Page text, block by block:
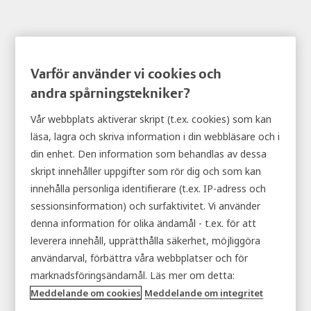
Cookiepolicy
En cookie är en liten datafil (textfil) som en
webbplats – när den besöks av en användare – ber
din webbläsare att lagra på din enhet för att
komma ihåg information om dig, till exempel din
språkinställning eller dina inloggningsuppgifter.
Dessa cookies ställs in av oss och kallas
förstapartscookies. Vi använder även
tredjepartscookies – som är cookies från en annan
domän än domänen för den webbplats du besöker
Varför använder vi cookies och
andra spårningstekniker?
Vår webbplats aktiverar skript (t.ex. cookies) som kan
läsa, lagra och skriva information i din webbläsare och i
din enhet. Den information som behandlas av dessa
skript innehåller uppgifter som rör dig och som kan
innehålla personliga identifierare (t.ex. IP-adress och
sessionsinformation) och surfaktivitet. Vi använder
denna information för olika ändamål - t.ex. för att
leverera innehåll, upprätthålla säkerhet, möjliggöra
användarval, förbättra våra webbplatser och för
marknadsföringsändamål. Läs mer om detta:
Meddelande om cookies Meddelande om integritet